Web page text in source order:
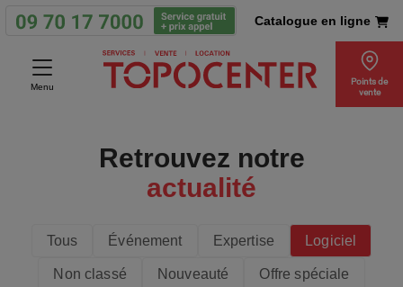
Catalogue en ligne
Menu
Points de
vente
Retrouvez notre
actualité
Tous Événement Expertise Logiciel
Non classé Nouveauté Offre spéciale